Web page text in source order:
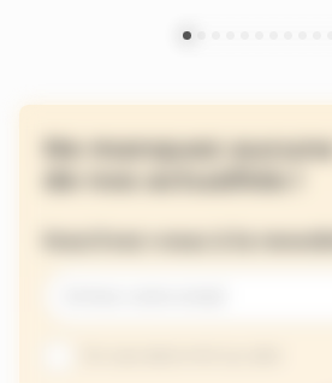
Ne manquez aucune